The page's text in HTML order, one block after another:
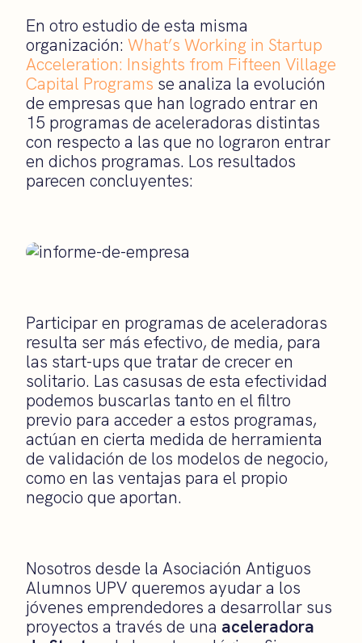
En otro estudio de esta misma
organización: What’s Working in Startup
Acceleration: Insights from Fifteen Village
Capital Programs se analiza la evolución
de empresas que han logrado entrar en
15 programas de aceleradoras distintas
con respecto a las que no lograron entrar
en dichos programas. Los resultados
parecen concluyentes:
Participar en programas de aceleradoras
resulta ser más efectivo, de media, para
las start-ups que tratar de crecer en
solitario. Las casusas de esta efectividad
podemos buscarlas tanto en el filtro
previo para acceder a estos programas,
actúan en cierta medida de herramienta
de validación de los modelos de negocio,
como en las ventajas para el propio
negocio que aportan.
Nosotros desde la Asociación Antiguos
Alumnos UPV queremos ayudar a los
jóvenes emprendedores a desarrollar sus
proyectos a través de una aceleradora